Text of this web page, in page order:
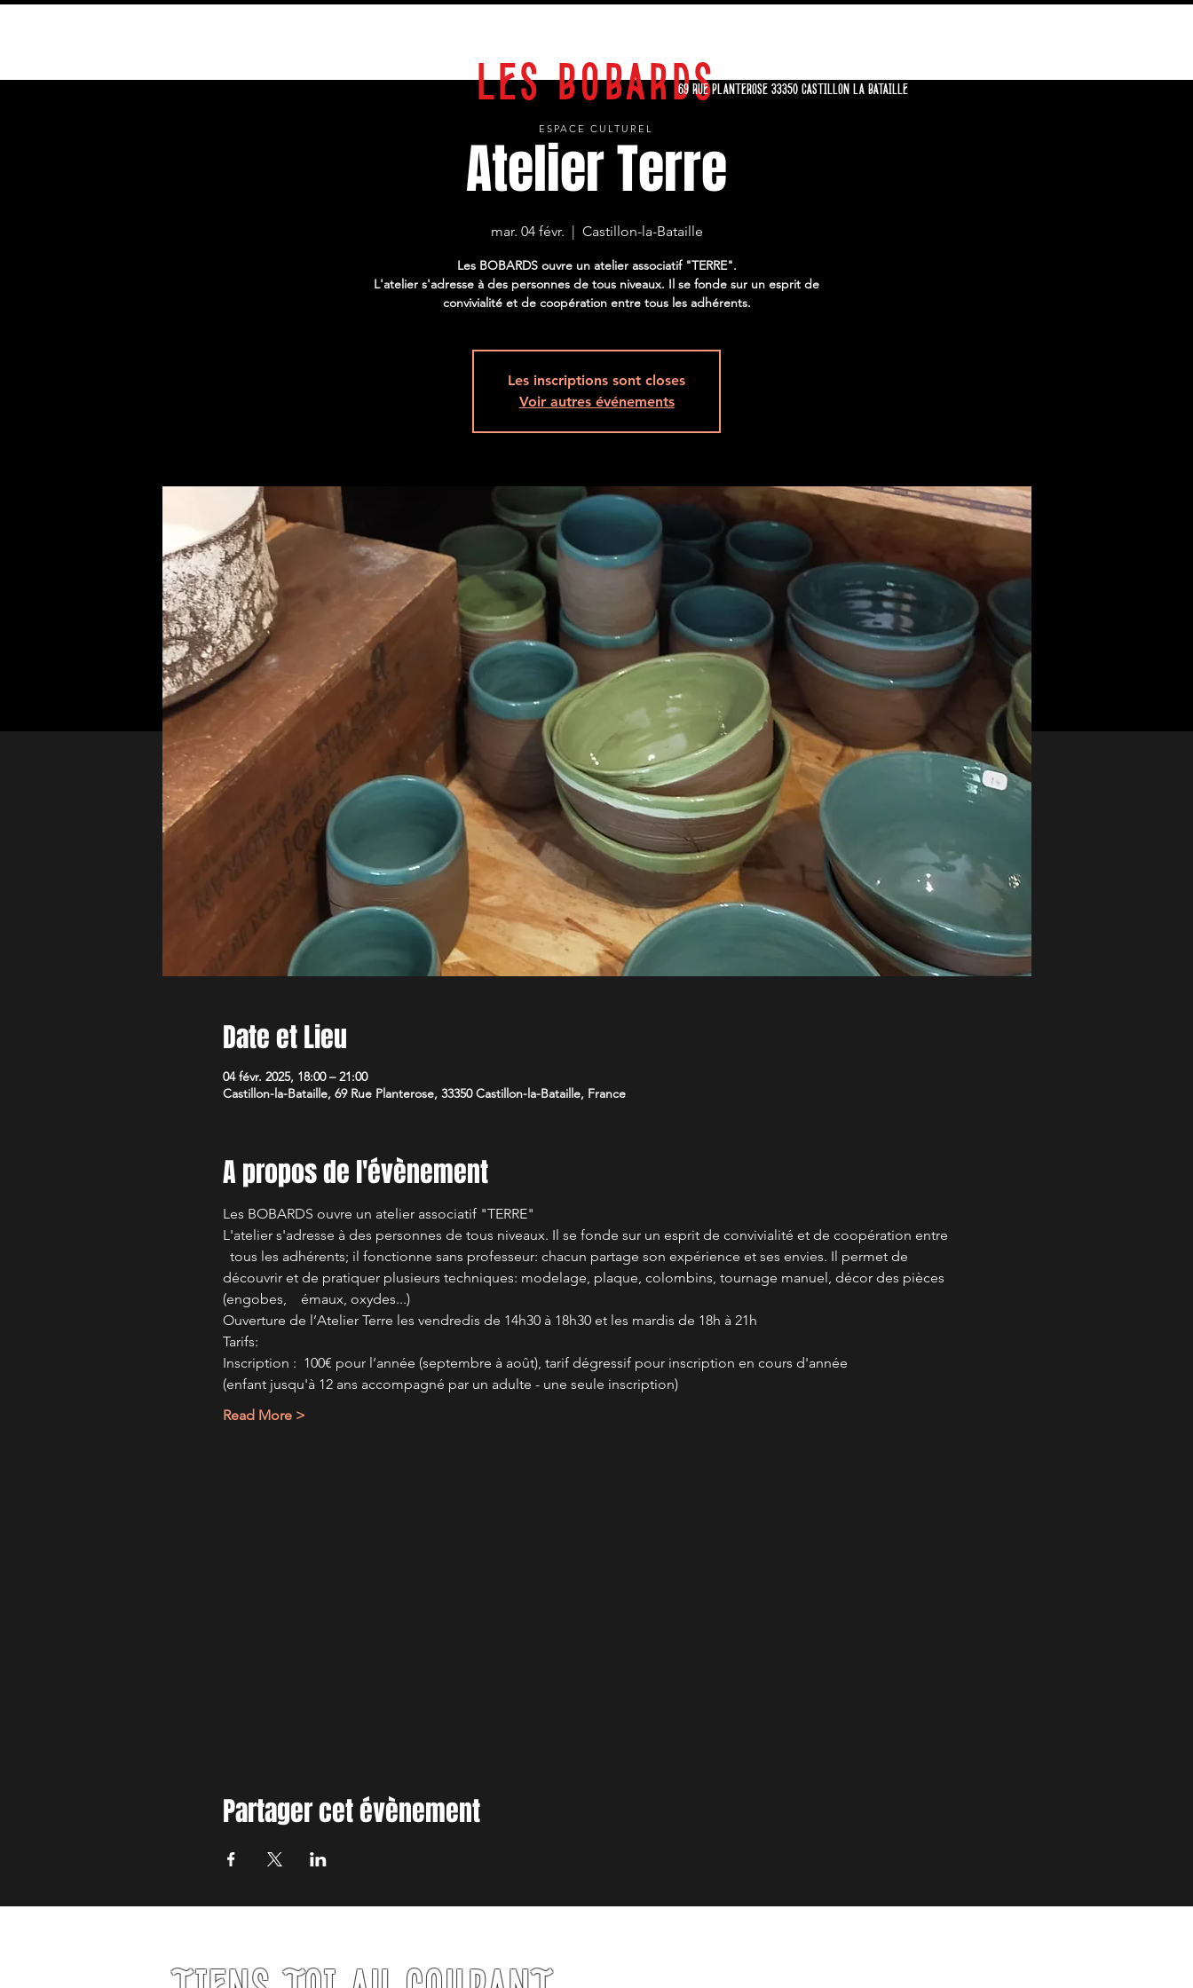
LES BOBARDS69 RUE PLANTEROSE 33350 CASTILLON LA BATAILLE
ESPACE CULTUREL
Atelier Terre
mar. 04 févr.
  |
Castillon-la-Bataille
Les BOBARDS ouvre un atelier associatif "TERRE".
L'atelier s'adresse à des personnes de tous niveaux. Il se fonde sur un esprit de
convivialité et de coopération entre tous les adhérents.
Les inscriptions sont closes
Voir autres événements
Date et Lieu
04 févr. 2025, 18:00 – 21:00
Castillon-la-Bataille, 69 Rue Planterose, 33350 Castillon-la-Bataille, France
A propos de l'évènement
Les BOBARDS ouvre un atelier associatif "TERRE"
L'atelier s'adresse à des personnes de tous niveaux. Il se fonde sur un esprit de convivialité et de coopération entre
tous les adhérents; il fonctionne sans professeur: chacun partage son expérience et ses envies. Il permet de
découvrir et de pratiquer plusieurs techniques: modelage, plaque, colombins, tournage manuel, décor des pièces
(engobes,    émaux, oxydes...)
Ouverture de l’Atelier Terre les vendredis de 14h30 à 18h30 et les mardis de 18h à 21h
Tarifs:
Inscription :  100€ pour l’année (septembre à août), tarif dégressif pour inscription en cours d'année
(enfant jusqu'à 12 ans accompagné par un adulte - une seule inscription)
Read More >
Partager cet évènement